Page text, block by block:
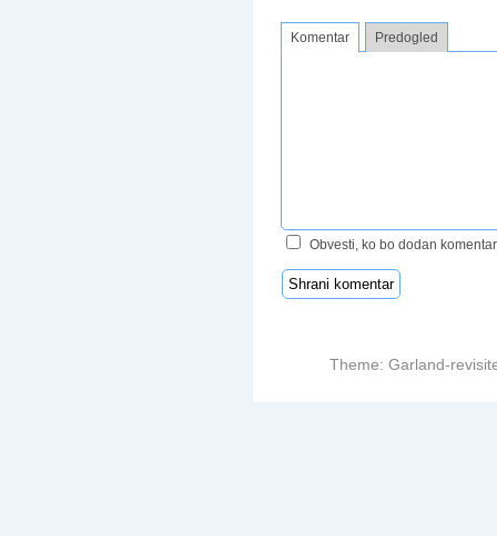
Komentar Predogled
Obvesti, ko bo dodan komentar
Theme: Garland-